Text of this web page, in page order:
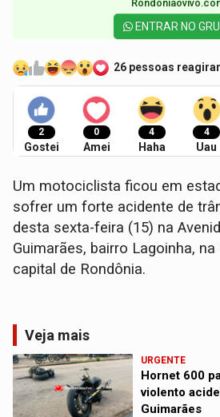
ENTRAR NO
26 pessoas
2
Gostei
0
Amei
4
Haha
4
Uau
Um motociclista ficou em
sofrer um forte acidente de
desta sexta-feira (15) na
Guimarães, bairro Lagoinha,
capital de Rondônia.
Veja mais
URGENTE
Hornet 600
violento
Guimarães